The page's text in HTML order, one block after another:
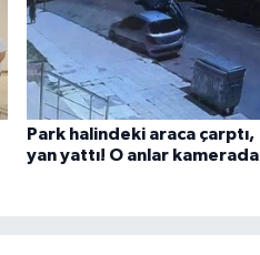
Park halindeki araca çarptı,
yan yattı! O anlar kamerada